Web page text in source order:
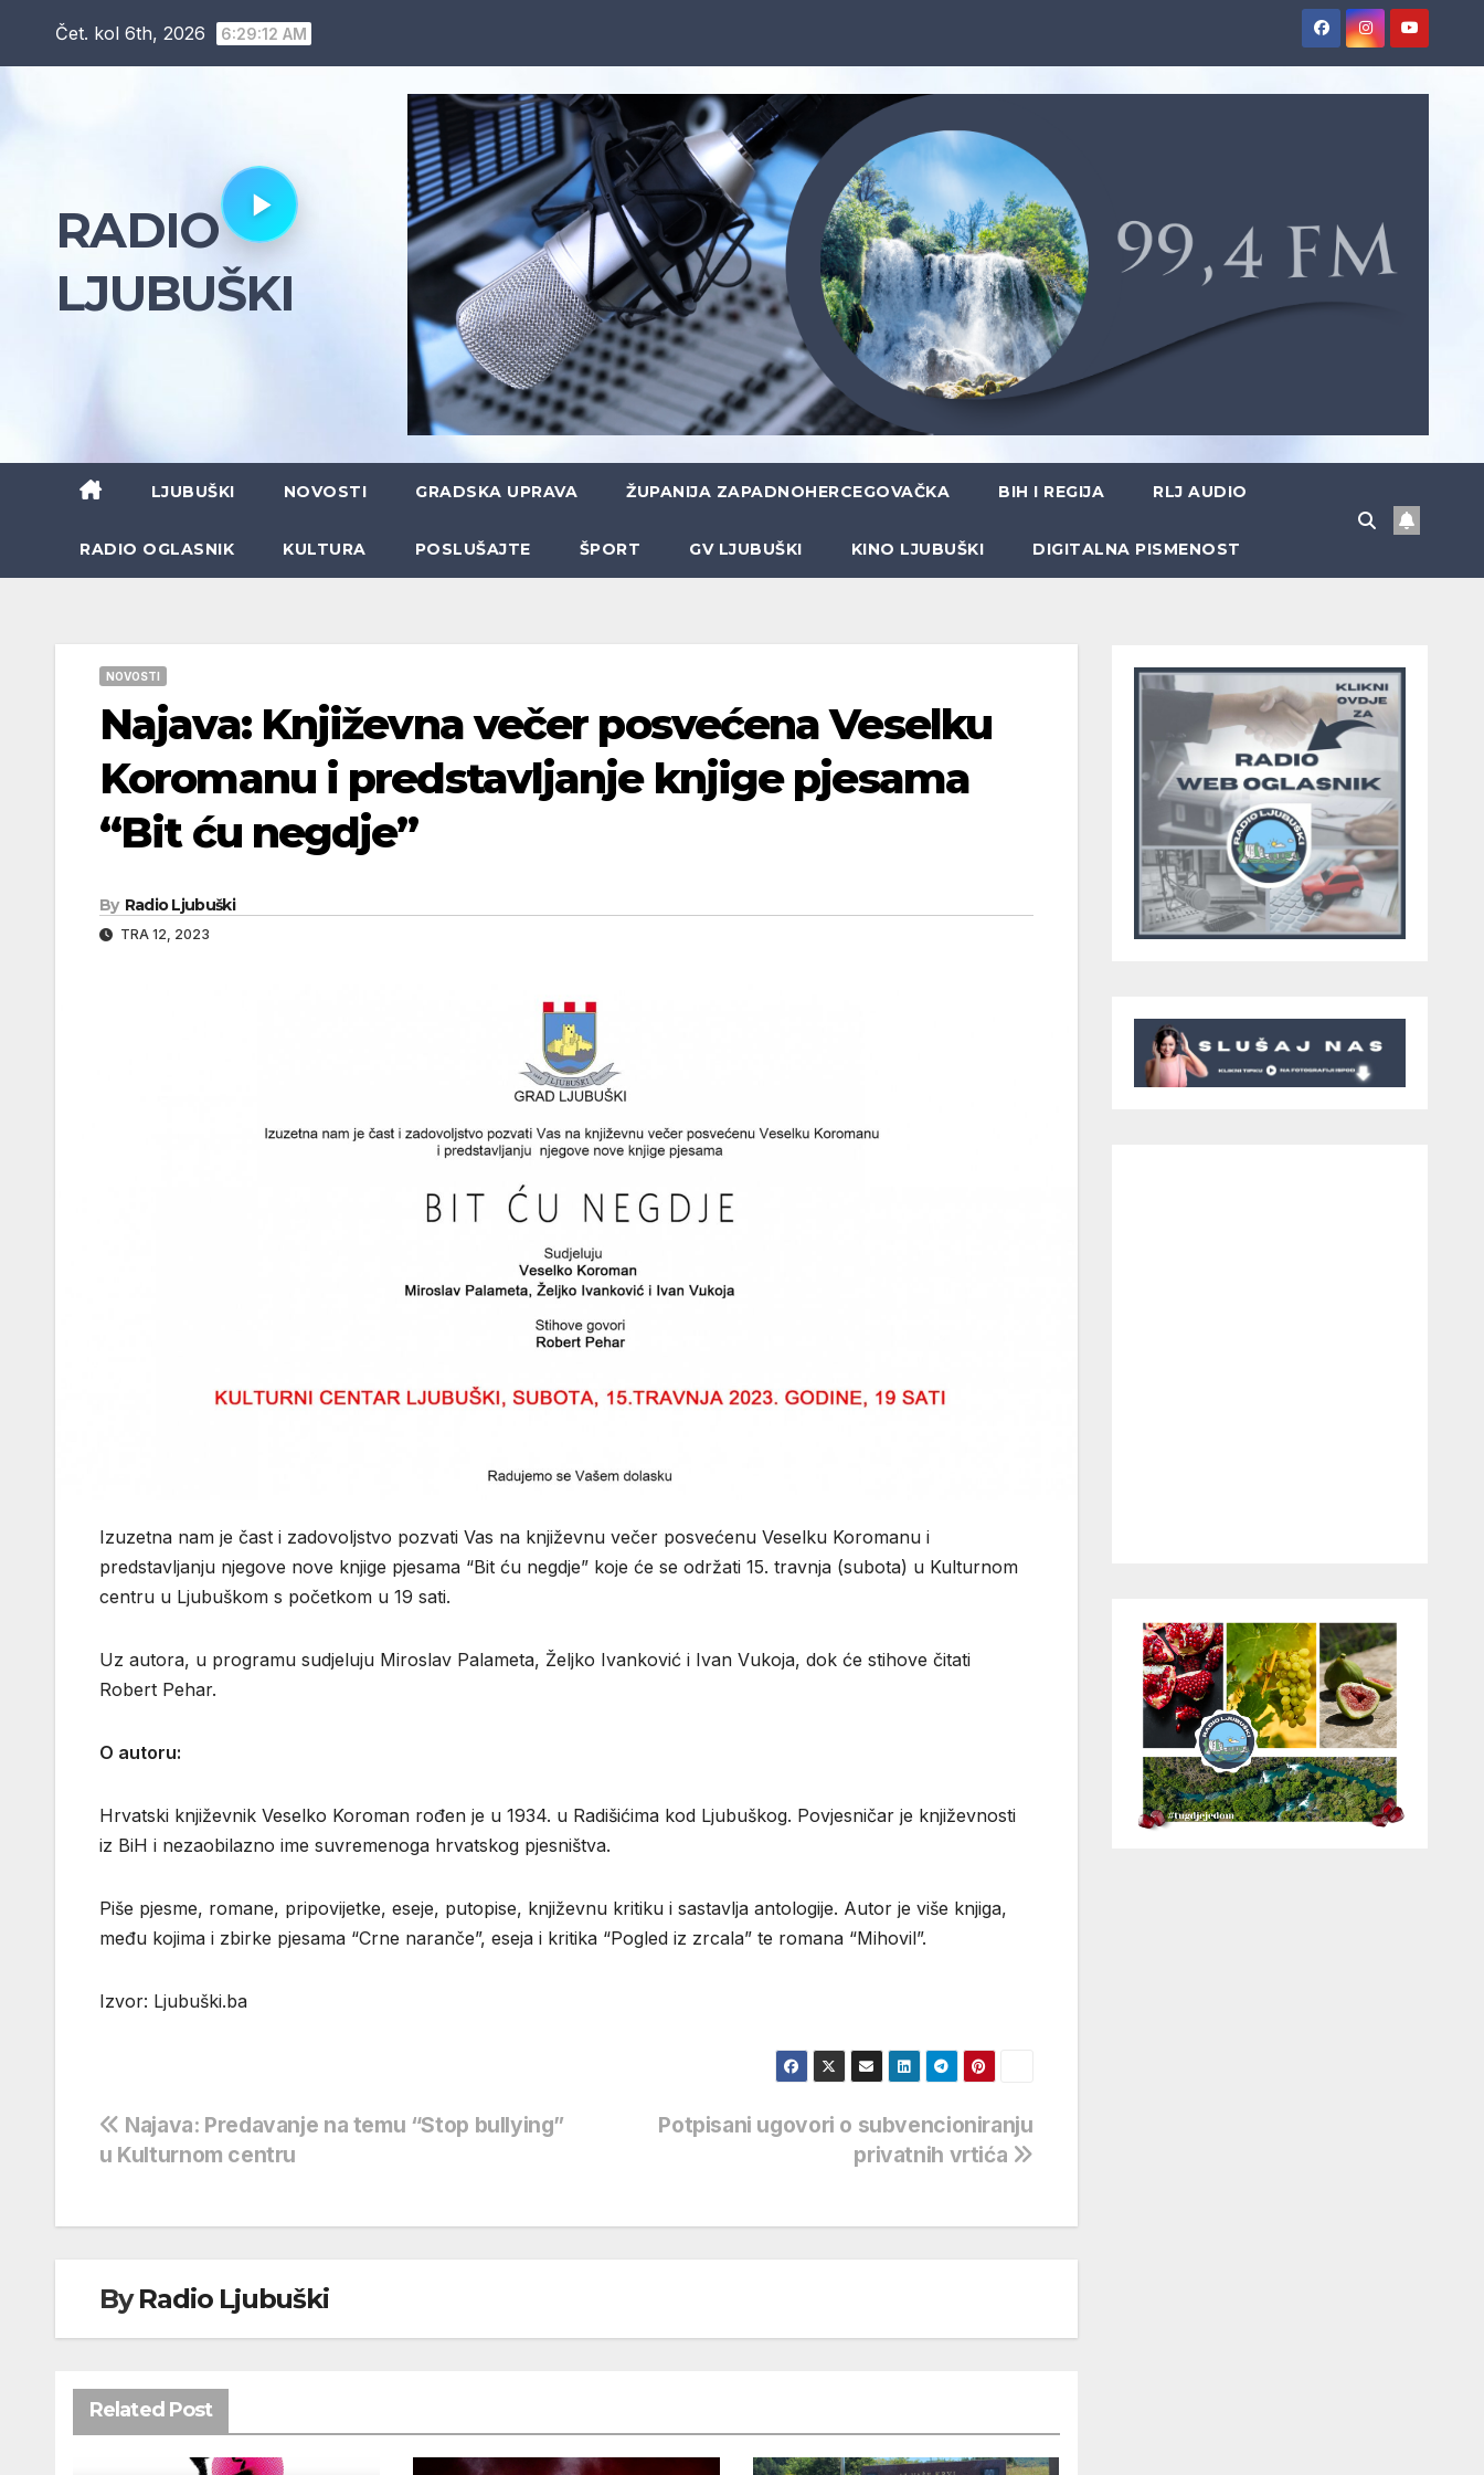
Čet. kol 6th, 2026 6:29:13 AM
RADIO
LJUBUŠKI
LJUBUŠKI NOVOSTI GRADSKA UPRAVA ŽUPANIJA ZAPADNOHERCEGOVAČKA BIH I REGIJA RLJ AUDIO
RADIO OGLASNIK KULTURA POSLUŠAJTE ŠPORT GV LJUBUŠKI KINO LJUBUŠKI DIGITALNA PISMENOST
NOVOSTI
Najava: Književna večer posvećena Veselku
Koromanu i predstavljanje knjige pjesama
“Bit ću negdje”
By Radio Ljubuški
TRA 12, 2023
Izuzetna nam je čast i zadovoljstvo pozvati Vas na književnu večer posvećenu Veselku Koromanu i
predstavljanju njegove nove knjige pjesama “Bit ću negdje” koje će se održati 15. travnja (subota) u Kulturnom
centru u Ljubuškom s početkom u 19 sati.
Uz autora, u programu sudjeluju Miroslav Palameta, Željko Ivanković i Ivan Vukoja, dok će stihove čitati
Robert Pehar.
O autoru:
Hrvatski književnik Veselko Koroman rođen je u 1934. u Radišićima kod Ljubuškog. Povjesničar je književnosti
iz BiH i nezaobilazno ime suvremenoga hrvatskog pjesništva.
Piše pjesme, romane, pripovijetke, eseje, putopise, književnu kritiku i sastavlja antologije. Autor je više knjiga,
među kojima i zbirke pjesama “Crne naranče”, eseja i kritika “Pogled iz zrcala” te romana “Mihovil”.
Izvor: Ljubuški.ba
Navigacija
Potpisani ugovori o subvencioniranju
privatnih vrtića
Najava: Predavanje na temu “Stop bullying”
u Kulturnom centru
ByRadio Ljubuški
Related Post